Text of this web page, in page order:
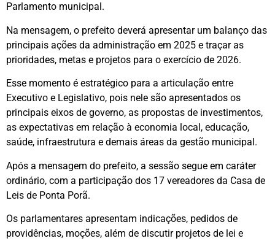
Parlamento municipal.
Na mensagem, o prefeito deverá apresentar um balanço das
principais ações da administração em 2025 e traçar as
prioridades, metas e projetos para o exercício de 2026.
Esse momento é estratégico para a articulação entre
Executivo e Legislativo, pois nele são apresentados os
principais eixos de governo, as propostas de investimentos,
as expectativas em relação à economia local, educação,
saúde, infraestrutura e demais áreas da gestão municipal.
Após a mensagem do prefeito, a sessão segue em caráter
ordinário, com a participação dos 17 vereadores da Casa de
Leis de Ponta Porã.
Os parlamentares apresentam indicações, pedidos de
providências, moções, além de discutir projetos de lei e